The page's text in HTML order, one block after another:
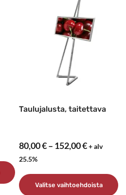
muunnelma.
Taulujalusta, taitettava
80,00€– 152,00€
152,00 €
+ alv
25.5%
Valitse vaihtoehdoista